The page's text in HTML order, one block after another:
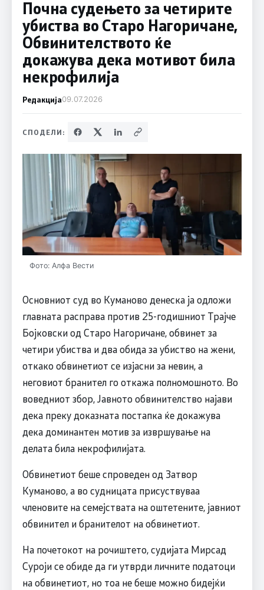
Почна судењето за четирите
убиства во Старо Нагоричане,
Обвинителството ќе
докажува дека мотивот била
некрофилија
Редакција09.07.2026
СПОДЕЛИ:
Фото: Алфа Вести
Основниот суд во Куманово денеска ја одложи
главната расправа против 25-годишниот Трајче
Бојковски од Старо Нагоричане, обвинет за
четири убиства и два обида за убиство на жени,
откако обвинетиот се изјасни за невин, а
неговиот бранител го откажа полномошното. Во
воведниот збор, Јавното обвинителство најави
дека преку доказната постапка ќе докажува
дека доминантен мотив за извршување на
делата била некрофилијата.
Обвинетиот беше спроведен од Затвор
Куманово, а во судницата присуствуваа
членовите на семејствата на оштетените, јавниот
обвинител и бранителот на обвинетиот.
На почетокот на рочиштето, судијата Мирсад
Суроји се обиде да ги утврди личните податоци
на обвинетиот, но тоа не беше можно бидејќи